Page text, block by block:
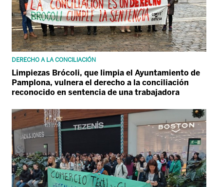
DERECHO A LA CONCILIACIÓN
Limpiezas Brócoli, que limpia el Ayuntamiento de
Pamplona, vulnera el derecho a la conciliación
reconocido en sentencia de una trabajadora